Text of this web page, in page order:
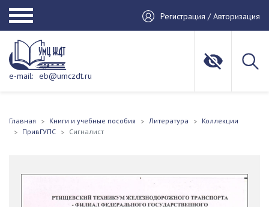
Регистрация / Авторизация
e-mail: eb@umczdt.ru
Главная Книги и учебные пособия Литература
Коллекции
ПривГУПС
Сигналист